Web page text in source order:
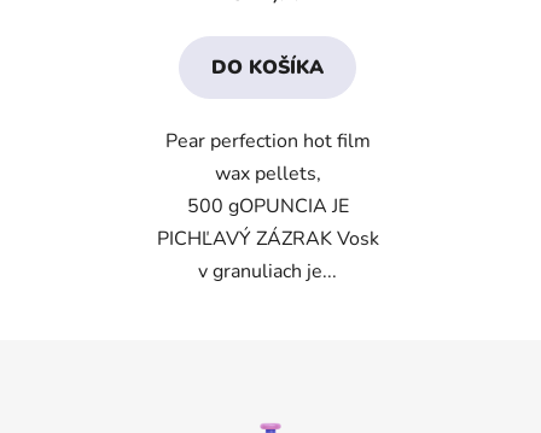
je
4,8
z
hviezdičiek.
DO KOŠÍKA
Pear perfection hot film
wax pellets,
500 gOPUNCIA JE
PICHĽAVÝ ZÁZRAK Vosk
v granuliach je...